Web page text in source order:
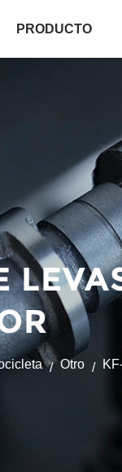
PRODUCTO
/ Otro /